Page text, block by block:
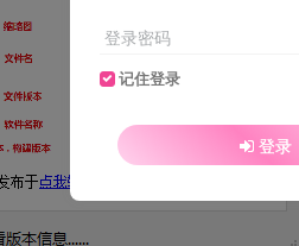
登录密码
记住登录
登录